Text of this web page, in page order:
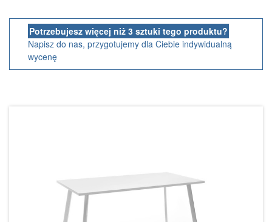
Potrzebujesz więcej niż 3 sztuki tego produktu?
Napisz do nas, przygotujemy dla Ciebie indywidualną
wycenę